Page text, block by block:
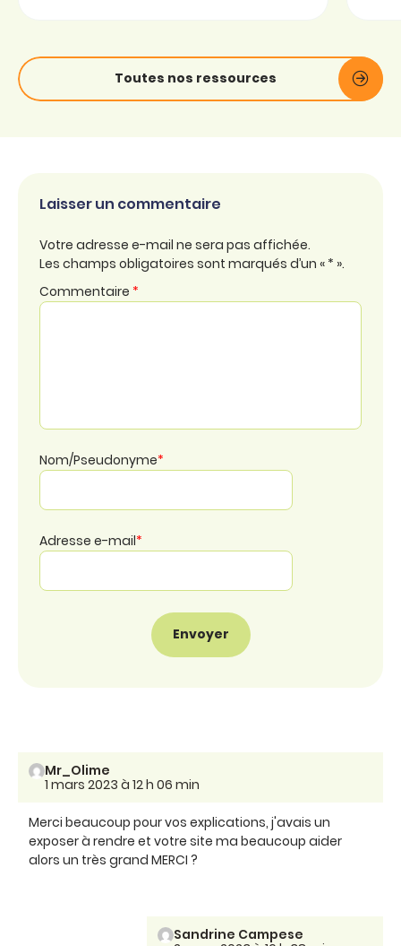
Toutes nos ressources
Laisser un commentaire
Votre adresse e-mail ne sera pas affichée.
Les champs obligatoires sont marqués d’un « * ».
Commentaire *
Nom/Pseudonyme*
Adresse e-mail*
Mr_Olime
1 mars 2023 à 12 h 06 min
Merci beaucoup pour vos explications, j'avais un
exposer à rendre et votre site ma beaucoup aider
alors un très grand MERCI ?
Sandrine Campese